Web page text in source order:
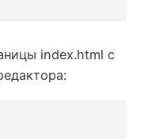
index.html с